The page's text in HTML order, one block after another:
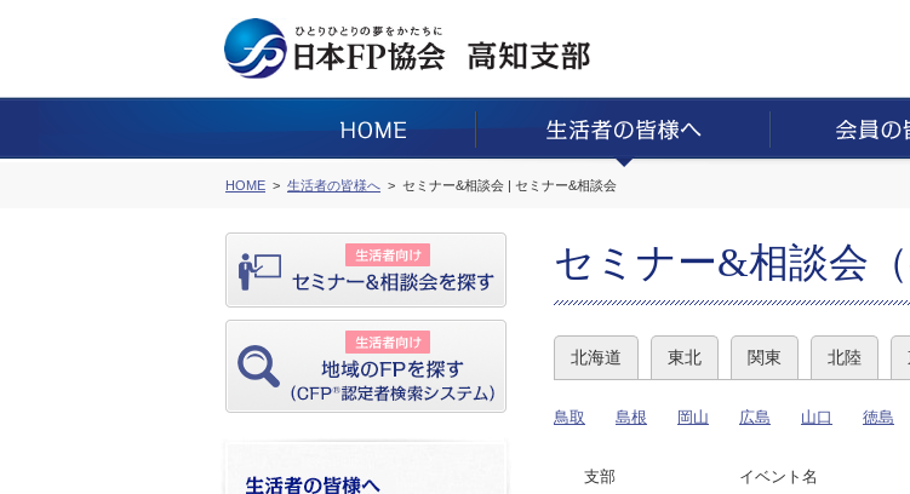
HOME 生活者の皆様へ セミナー&相談会 | セミナー&相談会
セミナー&相談会（
北海道 東北 関東 北陸
鳥取 島根 岡山 広島 山口 徳島
支部 イベント名